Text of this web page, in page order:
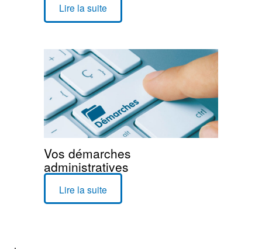
Lire la suite
Vos démarches
administratives
Lire la suite